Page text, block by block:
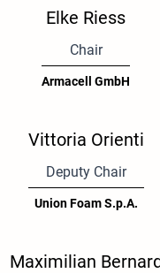
Elke Riess
Chair
Armacell GmbH
Vittoria Orienti
Deputy Chair
Union Foam S.p.A.
Maximilian